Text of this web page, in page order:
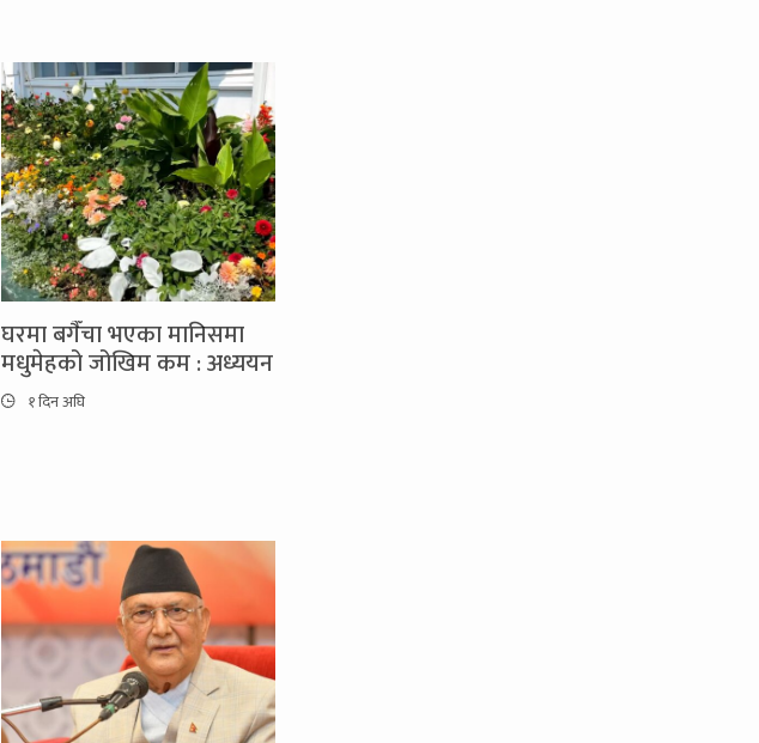
घरमा बगैँचा भएका मानिसमा
मधुमेहको जोखिम कम : अध्ययन
१ दिन अघि